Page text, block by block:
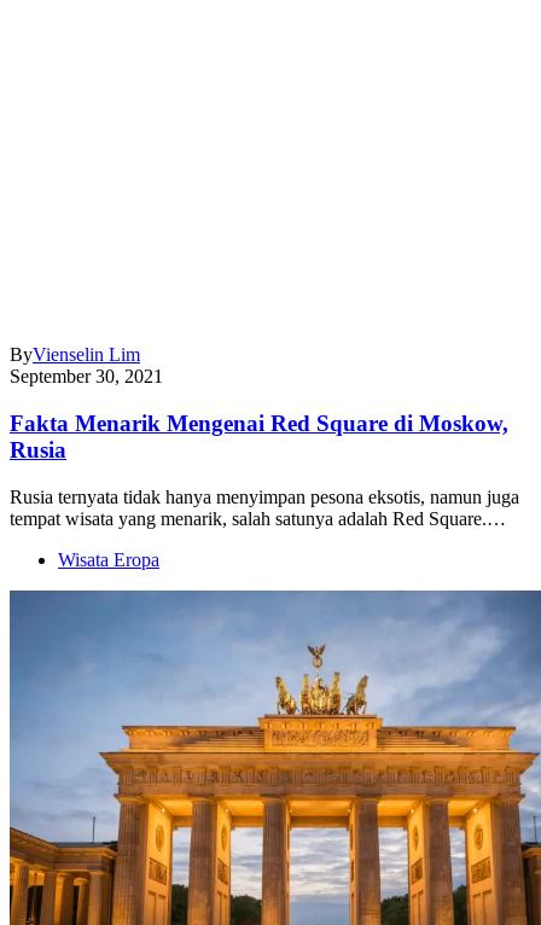
ByVienselin Lim
September 30, 2021
Fakta Menarik Mengenai Red Square di Moskow,
Rusia
Rusia ternyata tidak hanya menyimpan pesona eksotis, namun juga
tempat wisata yang menarik, salah satunya adalah Red Square.…
Wisata Eropa